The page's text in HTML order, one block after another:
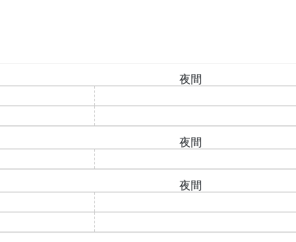
夜間
夜間
夜間